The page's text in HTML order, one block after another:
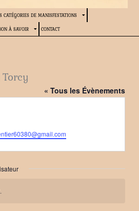
CATÉGORIES DE MANISFESTATIONS
À SAVOIR CONTACT
« Tous les Évènements